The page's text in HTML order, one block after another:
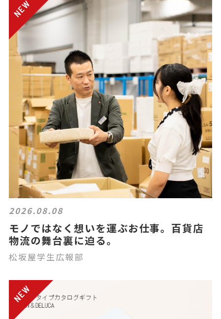
2026.08.08
モノではなく想いを運ぶお仕事。百貨店
物流の舞台裏に迫る。
松坂屋学生広報部